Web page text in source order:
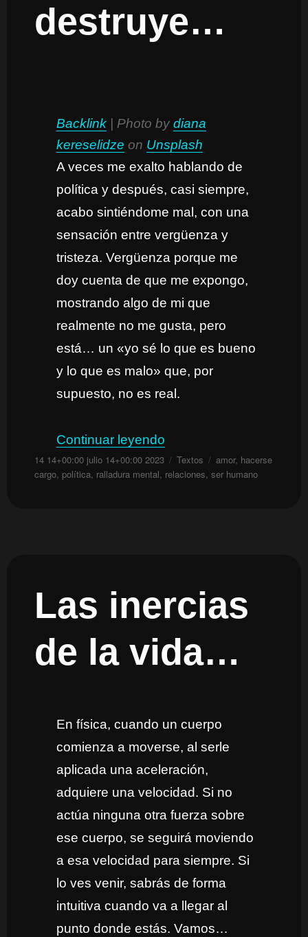
destruye…
Backlink | Photo bydiana
kereselidze on Unsplash
A veces me exalto hablando de
política y después, casi siempre,
acabo sintiéndome mal, con una
sensación entre vergüenza y
tristeza. Vergüenza porque me
doy cuenta de que me expongo,
mostrando algo de mi que
realmente no me gusta, pero
está… un «yo sé lo que es bueno
y lo que es malo» que, por
supuesto, no es real.
Continuar leyendo
Publicado
el
14 14+00:00 julio 14+00:00 2023 Categorías
Textos Etiquetas
amor, hacerse
cargo, política, ralladura mental, relaciones, ser humano
Las inercias
de la vida…
En física, cuando un cuerpo
comienza a moverse, al serle
aplicada una aceleración,
adquiere una velocidad. Si no
actúa ninguna otra fuerza sobre
ese cuerpo, se seguirá moviendo
a esa velocidad para siempre. Si
lo ves venir, sabrás de forma
intuitiva cuando va a llegar al
punto donde estás. Vamos…